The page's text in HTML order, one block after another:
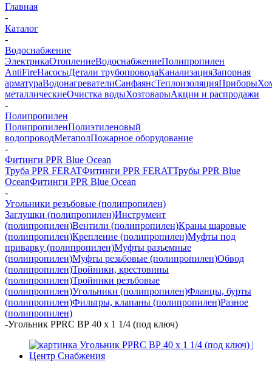
Главная
-
Каталог
-
Водоснабжение
ЭлектрикаОтоплениеВодоснабжениеПолипропилен
AntiFireНасосыДетали трубопроводаКанализацияЗапорная
арматураВодонагревателиСанфаянсТеплоизоляцияПриборы
металлическиеОчистка водыХозтоварыАкции и распродажи
-
Полипропилен
ПолипропиленПолиэтиленовый
водопроводМетаполПожарное оборудование
-
Фитинги PPR Blue Ocean
Труба PPR FERATФитинги PPR FERATТрубы PPR Blue
OceanФитинги PPR Blue Ocean
-
Угольники резъбовые (полипропилен)
Заглушки (полипропилен)Инструмент
(полипропилен)Вентили (полипропилен)Краны шаровые
(полипропилен)Крепление (полипропилен)Муфты под
приварку (полипропилен)Муфты разъемные
(полипропилен)Муфты резьбовые (полипропилен)Обвод
(полипропилен)Тройники, крестовины
(полипропилен)Тройники резъбовые
(полипропилен)Угольники (полипропилен)Фланцы, бурты
(полипропилен)Фильтры, клапаны (полипропилен)Разное
(полипропилен)
-Угольник PPRС ВР 40 x 1 1/4 (под ключ)